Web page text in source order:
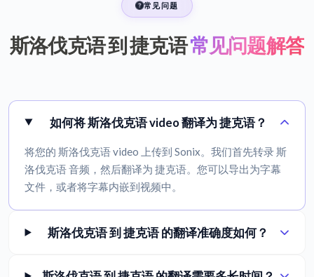
常见问题
斯洛伐克语 到 捷克语常见问题解答
如何将 斯洛伐克语 video 翻译为 捷克语？
将您的 斯洛伐克语 video 上传到 Sonix。我们首先转录 斯
洛伐克语 音频，然后翻译为 捷克语。您可以导出为字幕
文件，或者将字幕内嵌到视频中。
斯洛伐克语 到 捷克语 的翻译准确度如何？